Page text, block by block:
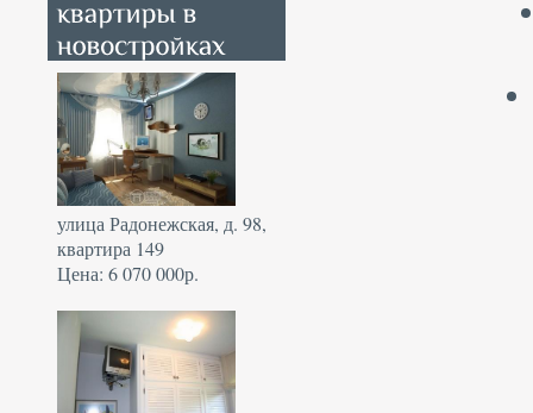
улица Радонежская, д. 98,
квартира 149
Цена: 6 070 000р.